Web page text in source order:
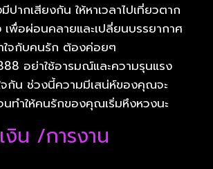
ปากเสียงกัน ให้หาเวลาไปเที่ยวตาก
พื่อผ่อนคลายและเปลี่ยนบรรยากาศ
จกับคนรัก ต้องค่อยๆ
อย่าใช้อารมณ์และความรุนแรง
กัน ช่วงนี้ความมีเสน่ห์ของคุณจะ
ทำให้คนรักของคุณเริ่มหึงหวงนะ
งิน /การงาน